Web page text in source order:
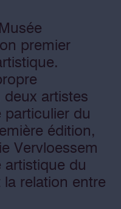
premier
artistes
du
édition,
Vervloessem
artistique du
relation entre